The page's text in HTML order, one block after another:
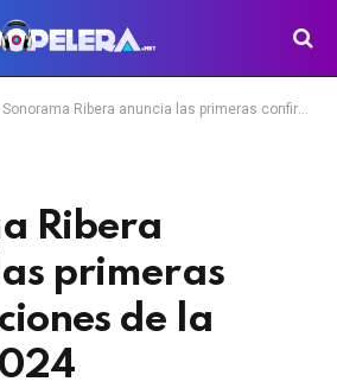
Sonorama Ribera anuncia las primeras confirmaciones de la edición 2024
Ribera
primeras
de la